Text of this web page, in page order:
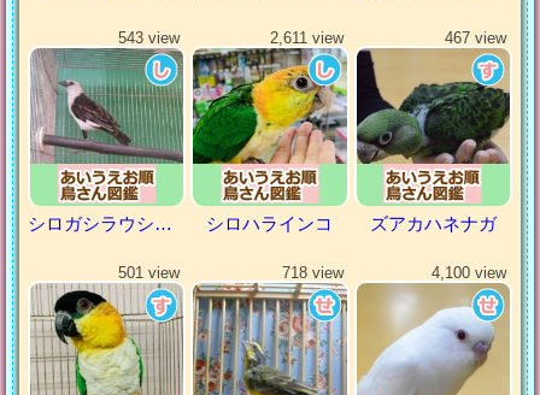
543 view
シロガシラウシハタオリ
2,611 view
シロハラインコ
467 view
ズアカハネナガ
501 view 718 view 4,100 view